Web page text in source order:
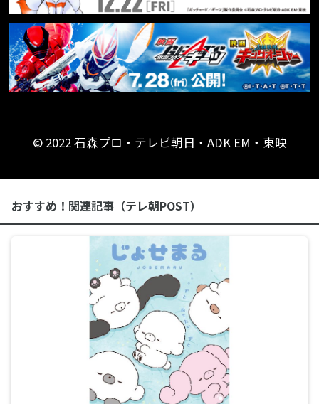
© 2022 石森プロ・テレビ朝日・ADK EM・東映
おすすめ！関連記事（テレ朝POST）